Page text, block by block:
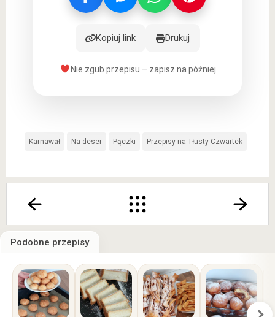
Kopiuj link Drukuj
Nie zgub przepisu – zapisz na później
Karnawał Na deser Pączki Przepisy na Tłusty Czwartek
Podobne przepisy